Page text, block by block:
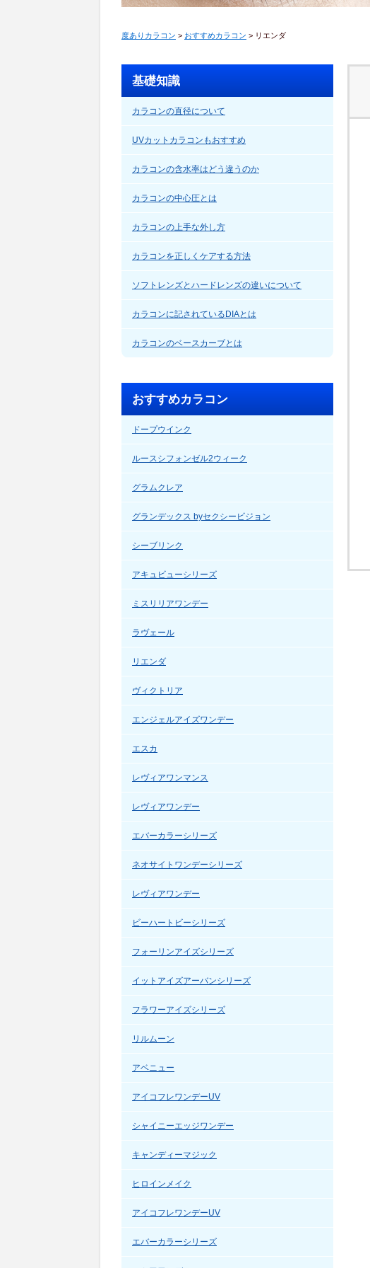
度ありカラコン > おすすめカラコン > リエンダ
基礎知識
カラコンの直径について
UVカットカラコンもおすすめ
カラコンの含水率はどう違うのか
カラコンの中心圧とは
カラコンの上手な外し方
カラコンを正しくケアする方法
ソフトレンズとハードレンズの違いについて
カラコンに記されているDIAとは
カラコンのベースカーブとは
おすすめカラコン
ドープウインク
ルースシフォンゼル2ウィーク
グラムクレア
グランデックス byセクシービジョン
シーブリンク
アキュビューシリーズ
ミスリリアワンデー
ラヴェール
リエンダ
ヴィクトリア
エンジェルアイズワンデー
エスカ
レヴィアワンマンス
レヴィアワンデー
エバーカラーシリーズ
ネオサイトワンデーシリーズ
レヴィアワンデー
ビーハートビーシリーズ
フォーリンアイズシリーズ
イットアイズアーバンシリーズ
フラワーアイズシリーズ
リルムーン
アベニュー
アイコフレワンデーUV
シャイニーエッジワンデー
キャンディーマジック
ヒロインメイク
アイコフレワンデーUV
エバーカラーシリーズ